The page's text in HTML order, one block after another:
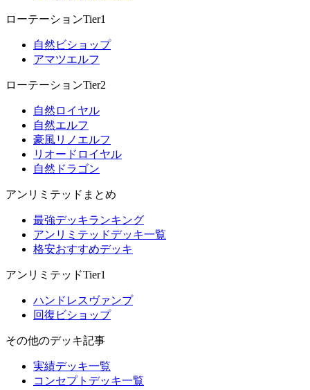
ローテーションTier1
自然ビショップ
アマツエルフ
ローテーションTier2
自然ロイヤル
自然エルフ
豪風リノエルフ
リオードロイヤル
自然ドラゴン
アンリミテッドまとめ
最強デッキランキング
アンリミテッドデッキ一覧
格安おすすめデッキ
アンリミテッドTier1
ハンドレスヴァンプ
回復ビショップ
その他のデッキ記事
実績デッキ一覧
コンセプトデッキ一覧